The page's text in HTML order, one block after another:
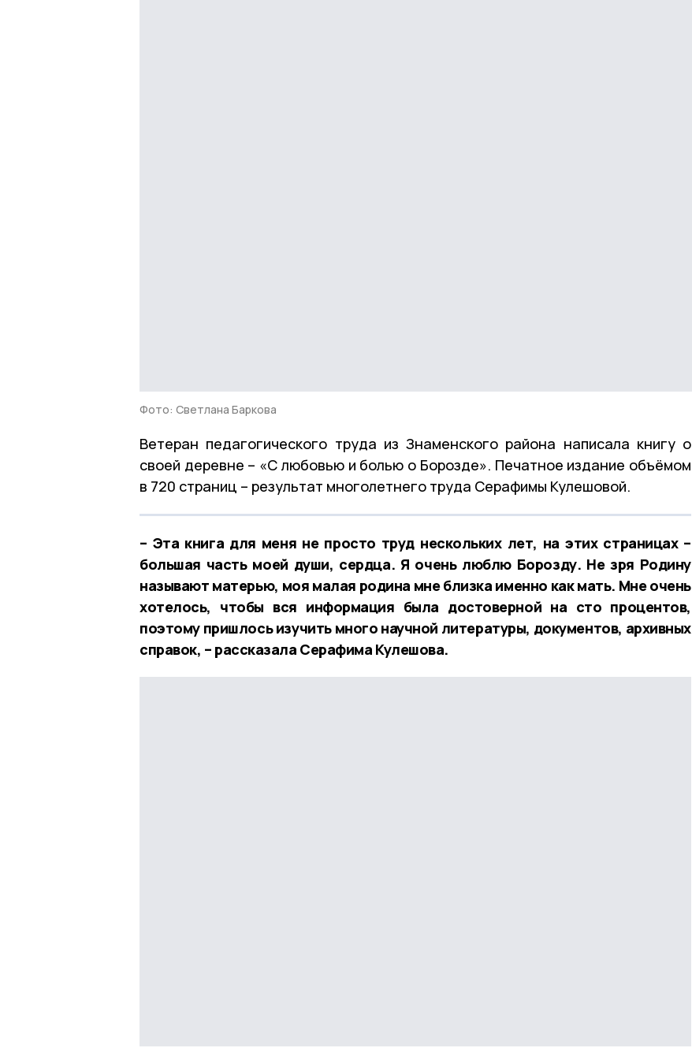
Фото: Светлана Баркова
Ветеран педагогического труда из Знаменского района написала книгу о
своей деревне – «С любовью и болью о Борозде». Печатное издание объёмом
в 720 страниц – результат многолетнего труда Серафимы Кулешовой.
– Эта книга для меня не просто труд нескольких лет, на этих страницах –
большая часть моей души, сердца. Я очень люблю Борозду. Не зря Родину
называют матерью, моя малая родина мне близка именно как мать. Мне очень
хотелось, чтобы вся информация была достоверной на сто процентов,
поэтому пришлось изучить много научной литературы, документов, архивных
справок, – рассказала Серафима Кулешова.